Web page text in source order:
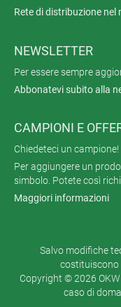
Rete di distribuzione nel
NEWSLETTER
Per essere sempre
Abbonatevi subito alla
CAMPIONI E
Chiedeteci un campione!
Per aggiungere un
simbolo. Potete così
Maggiori informazioni
Salvo modifiche
costituiscono
Copyright © 2026
caso di